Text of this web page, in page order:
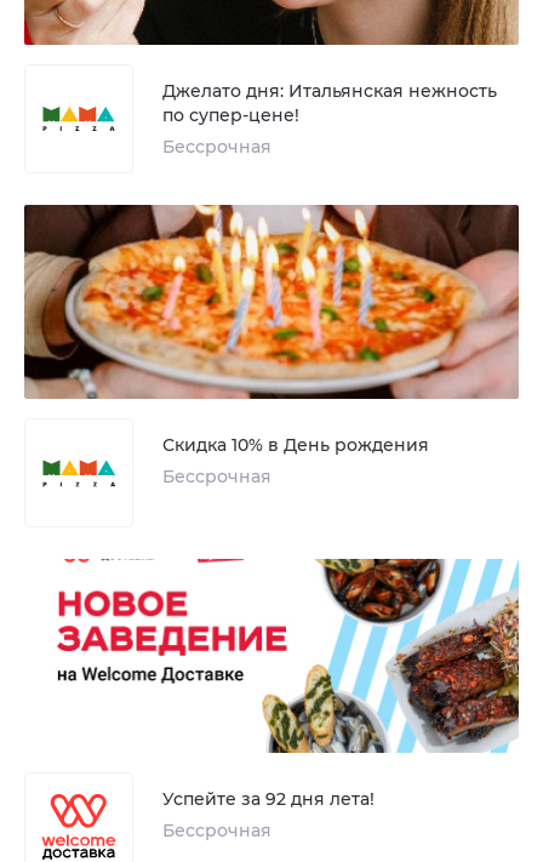
Джелато дня: Итальянская нежность
по супер-цене!
Бессрочная
Скидка 10% в День рождения
Бессрочная
Успейте за 92 дня лета!
Бессрочная